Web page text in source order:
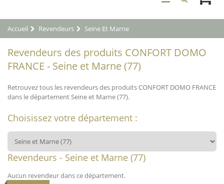
Accueil Revendeurs Seine Et Marne
Revendeurs des produits CONFORT DOMO
FRANCE - Seine et Marne (77)
Retrouvez tous les revendeurs des produits CONFORT DOMO FRANCE
dans le département Seine et Marne (77).
Choisissez votre département :
Revendeurs - Seine et Marne (77)
Aucun revendeur dans ce département.